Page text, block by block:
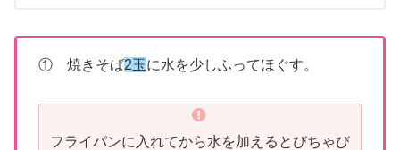
① 焼きそば2玉に水を少しふってほぐす。
フライパンに入れてから水を加えるとびちゃび